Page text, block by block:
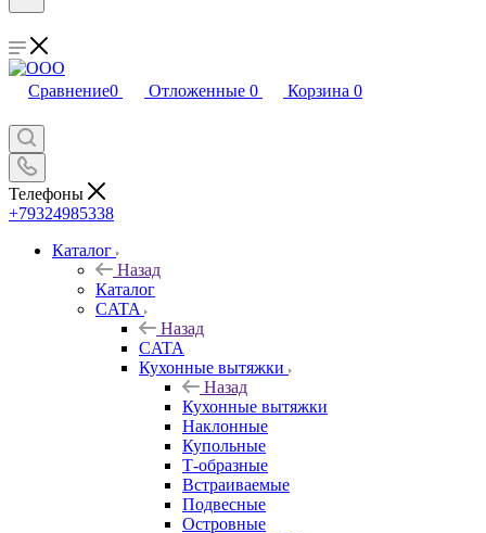
Сравнение0 Отложенные 0 Корзина 0
Телефоны
+79324985338
Каталог
Назад
Каталог
CATA
Назад
CATA
Кухонные вытяжки
Назад
Кухонные вытяжки
Наклонные
Купольные
Т-образные
Встраиваемые
Подвесные
Островные